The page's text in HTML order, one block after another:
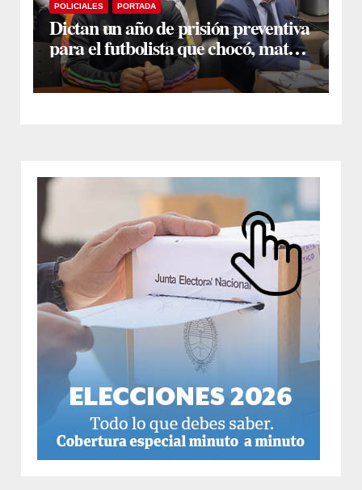
POLICIALES PORTADA
Dictan un año de prisión preventiva
para el futbolista que chocó, mató y
huyó en la Capital